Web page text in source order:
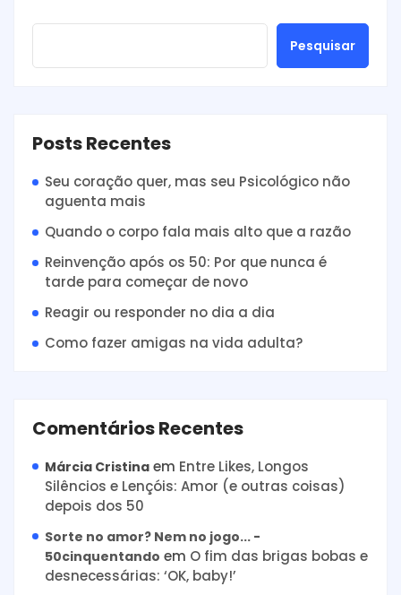
Pesquisar
Posts Recentes
Seu coração quer, mas seu Psicológico não
aguenta mais
Quando o corpo fala mais alto que a razão
Reinvenção após os 50: Por que nunca é
tarde para começar de novo
Reagir ou responder no dia a dia
Como fazer amigas na vida adulta?
Comentários Recentes
Márcia Cristina em Entre Likes, Longos
Silêncios e Lençóis: Amor (e outras coisas)
depois dos 50
Sorte no amor? Nem no jogo... -
50cinquentando em O fim das brigas bobas e
desnecessárias: ‘OK, baby!’